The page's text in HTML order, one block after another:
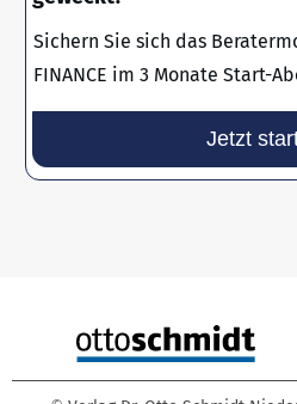
Sichern Sie sich das
FINANCE im 3 Monate Start-
Jetzt